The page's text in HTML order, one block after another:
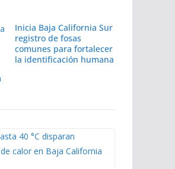
Inicia Baja California Sur
registro de fosas
comunes para fortalecer
la identificación humana